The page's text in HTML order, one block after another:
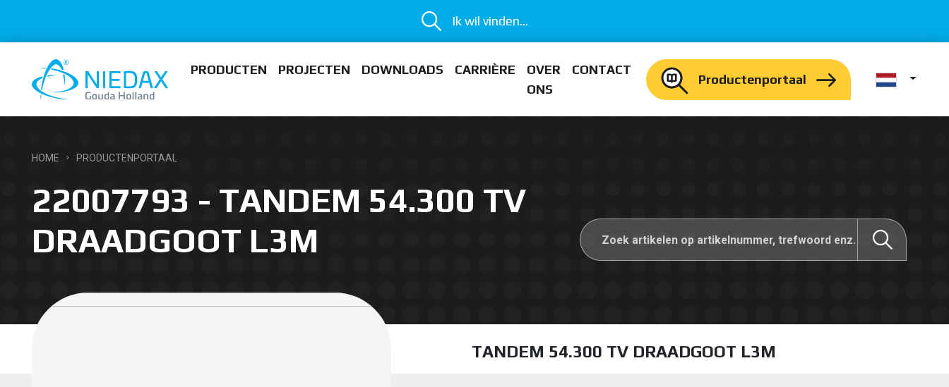
Ik wil vinden...
PRODUCTEN PROJECTEN DOWNLOADS CARRIÈRE
OVER
ONS
CONTACT
Productenportaal
HOME PRODUCTENPORTAAL
22007793 - TANDEM 54.300 TV
DRAADGOOT L3M
TANDEM 54.300 TV DRAADGOOT L3M